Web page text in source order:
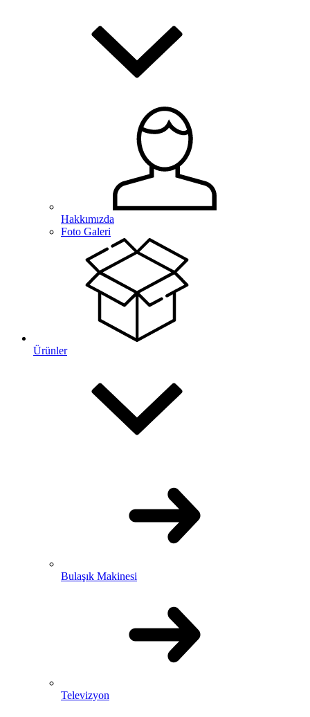
Hakkımızda
Foto Galeri
Ürünler
Bulaşık Makinesi
Televizyon